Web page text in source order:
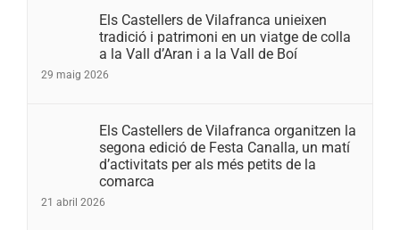
Els Castellers de Vilafranca unieixen
tradició i patrimoni en un viatge de colla
a la Vall d’Aran i a la Vall de Boí
29 maig 2026
Els Castellers de Vilafranca organitzen la
segona edició de Festa Canalla, un matí
d’activitats per als més petits de la
comarca
21 abril 2026